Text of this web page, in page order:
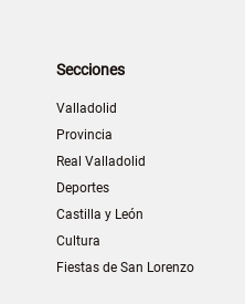
Secciones
Valladolid
Provincia
Real Valladolid
Deportes
Castilla y León
Cultura
Fiestas de San Lorenzo